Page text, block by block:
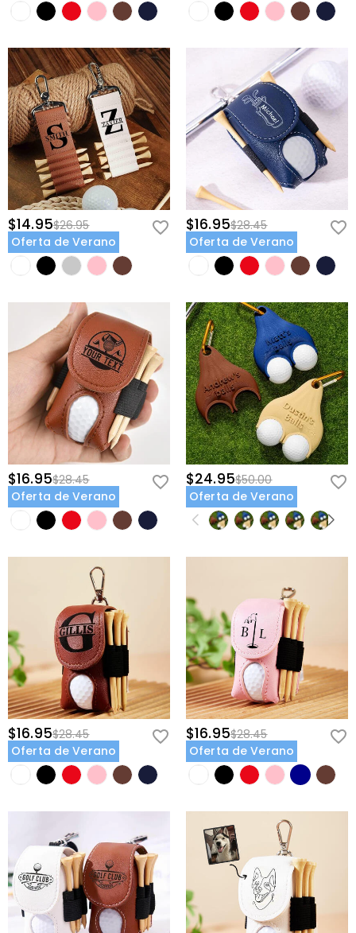
$14.95$26.95
Oferta de Verano
$16.95$28.45
Oferta de Verano
$16.95$28.45
Oferta de Verano
$24.95$50.00
Oferta de Verano
$16.95$28.45
Oferta de Verano
$16.95$28.45
Oferta de Verano